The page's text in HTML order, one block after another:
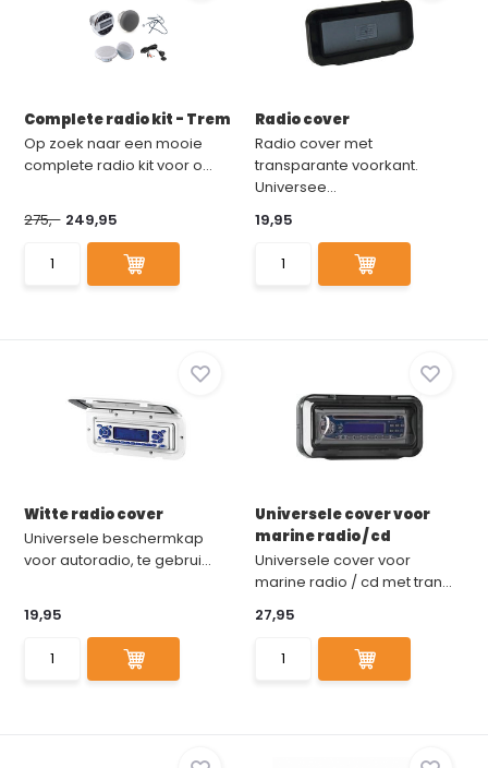
Complete radio kit - Trem
Op zoek naar een mooie
complete radio kit voor o...
275,- 249,95
Radio cover
Radio cover met
transparante voorkant.
Universee...
19,95
Witte radio cover
Universele beschermkap
voor autoradio, te gebrui...
19,95
Universele cover voor
marine radio / cd
Universele cover voor
marine radio / cd met tran...
27,95